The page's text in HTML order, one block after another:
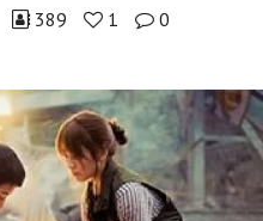
389 1
0